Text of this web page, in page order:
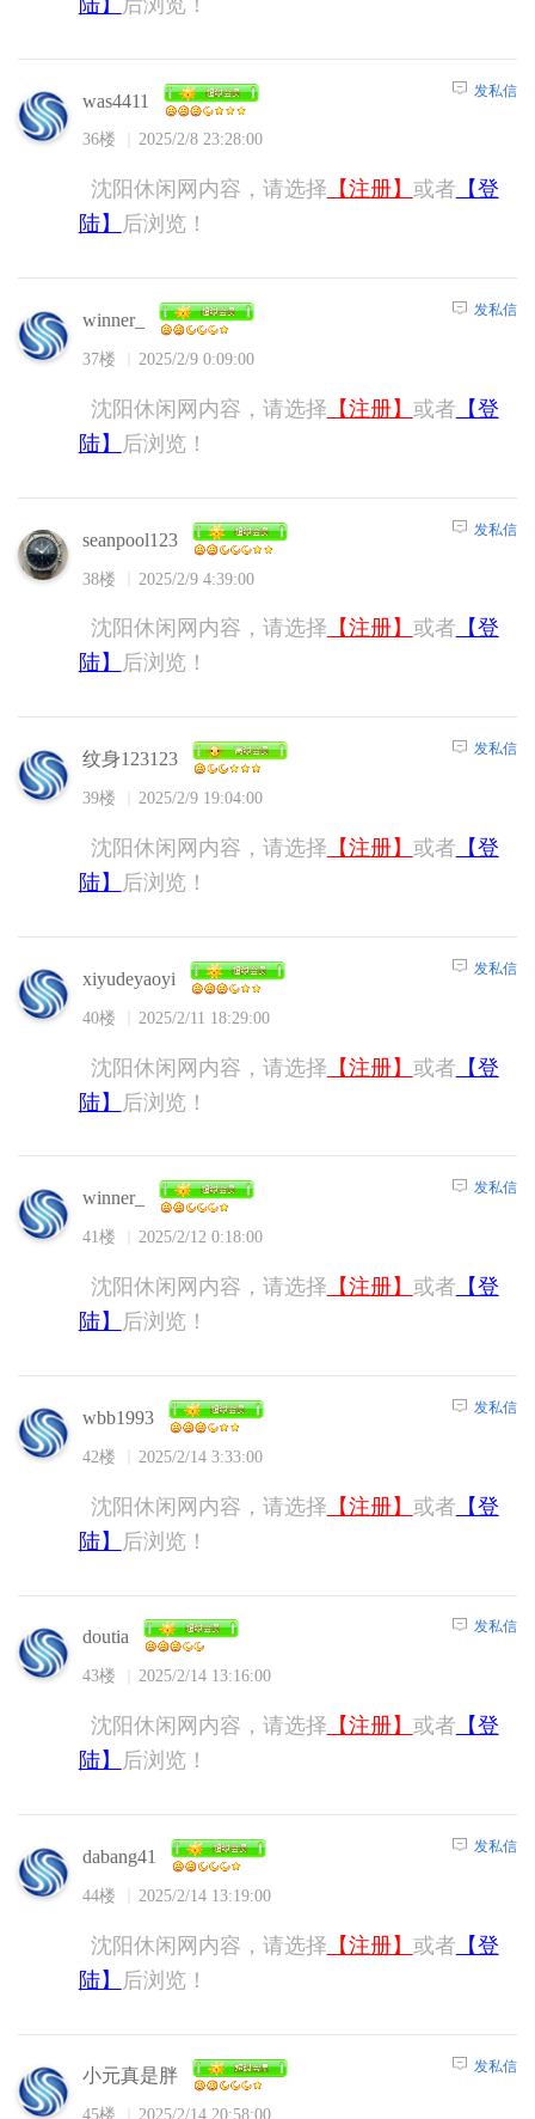
was4411
36楼 2025/2/8 23:28:00
发私信
沈阳休闲网内容，请选择 【注册】 或者 【登
陆】
后浏览！
winner_
37楼 2025/2/9 0:09:00
发私信
沈阳休闲网内容，请选择 【注册】 或者 【登
陆】
后浏览！
seanpool123
38楼 2025/2/9 4:39:00
发私信
沈阳休闲网内容，请选择 【注册】 或者 【登
陆】
后浏览！
纹身123123
39楼 2025/2/9 19:04:00
发私信
沈阳休闲网内容，请选择 【注册】 或者 【登
陆】
后浏览！
xiyudeyaoyi
40楼 2025/2/11 18:29:00
发私信
沈阳休闲网内容，请选择 【注册】 或者 【登
陆】
后浏览！
winner_
41楼 2025/2/12 0:18:00
发私信
沈阳休闲网内容，请选择 【注册】 或者 【登
陆】
后浏览！
wbb1993
42楼 2025/2/14 3:33:00
发私信
沈阳休闲网内容，请选择 【注册】 或者 【登
陆】
后浏览！
doutia
43楼 2025/2/14 13:16:00
发私信
沈阳休闲网内容，请选择 【注册】 或者 【登
陆】
后浏览！
dabang41
44楼 2025/2/14 13:19:00
发私信
沈阳休闲网内容，请选择 【注册】 或者 【登
陆】
后浏览！
小元真是胖
45楼 2025/2/14 20:58:00
发私信